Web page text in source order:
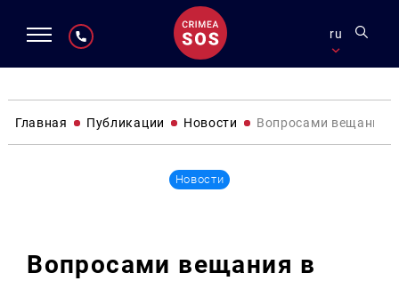
ru
Главная Публикации Новости Вопросами вещания
Новости
Вопросами вещания в